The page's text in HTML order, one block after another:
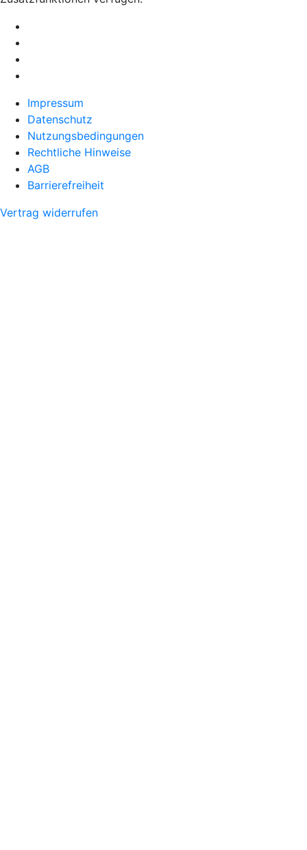
Impressum
Datenschutz
Nutzungsbedingungen
Rechtliche Hinweise
AGB
Barrierefreiheit
Vertrag widerrufen